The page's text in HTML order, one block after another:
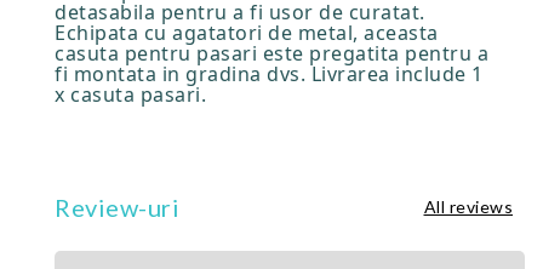
detasabila pentru a fi usor de curatat.
Echipata cu agatatori de metal, aceasta
casuta pentru pasari este pregatita pentru a
fi montata in gradina dvs. Livrarea include 1
x casuta pasari.
Review-uri All reviews